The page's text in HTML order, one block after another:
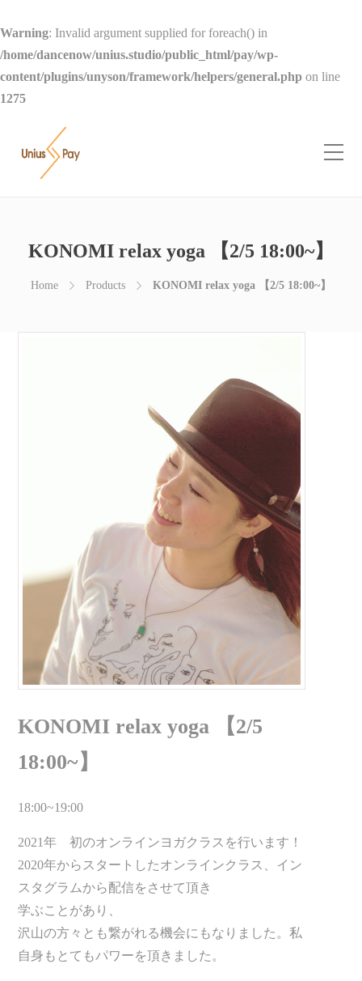
Warning: Invalid argument supplied for foreach() in
/home/dancenow/unius.studio/public_html/pay/wp-
content/plugins/unyson/framework/helpers/general.php on line
1275
KONOMI relax yoga 【2/5 18:00~】
Home Products KONOMI relax yoga 【2/5 18:00~】
KONOMI relax yoga 【2/5
18:00~】
18:00~19:00
2021年 初のオンラインヨガクラスを行います！
2020年からスタートしたオンラインクラス、イン
スタグラムから配信をさせて頂き
学ぶことがあり、
沢山の方々とも繋がれる機会にもなりました。私
自身もとてもパワーを頂きました。